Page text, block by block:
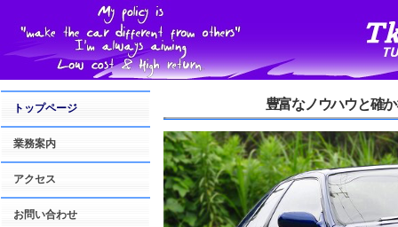
トップページ
業務案内
アクセス
お問い合わせ
豊富なノウハウと確